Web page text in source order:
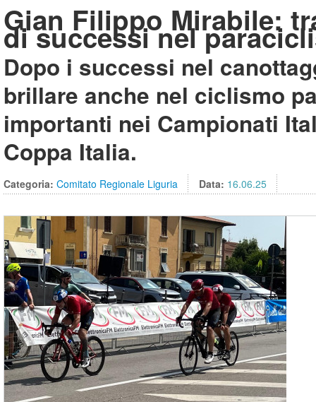
Gian Filippo Mirabile:
di successi nel
Dopo i successi nel
brillare anche nel ciclismo
importanti nei Campionati
Coppa Italia.
Categoria: Comitato Regionale Liguria Data: 16.06.25